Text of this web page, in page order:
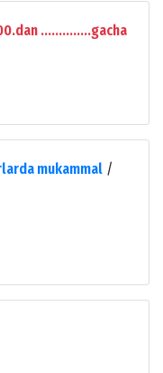
..............gacha
mukammal /